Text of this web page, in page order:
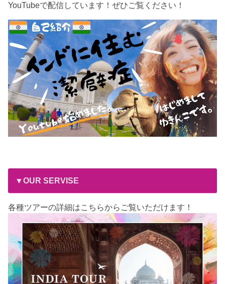
YouTubeで配信しています！ぜひご覧ください！
▼OUR SERVISE
各種ツアーの詳細はこちらからご覧いただけます！